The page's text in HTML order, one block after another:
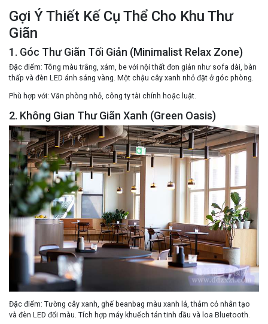
Gợi Ý Thiết Kế Cụ Thể Cho Khu Thư
Giãn
1. Góc Thư Giãn Tối Giản (Minimalist Relax Zone)
Đặc điểm: Tông màu trắng, xám, be với nội thất đơn giản như sofa dài, bàn
thấp và đèn LED ánh sáng vàng. Một chậu cây xanh nhỏ đặt ở góc phòng.
Phù hợp với: Văn phòng nhỏ, công ty tài chính hoặc luật.
2. Không Gian Thư Giãn Xanh (Green Oasis)
Đặc điểm: Tường cây xanh, ghế beanbag màu xanh lá, thảm cỏ nhân tạo
và đèn LED đổi màu. Tích hợp máy khuếch tán tinh dầu và loa Bluetooth.